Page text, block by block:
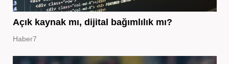
Açık kaynak mı, dijital bağımlılık mı?
Haber7